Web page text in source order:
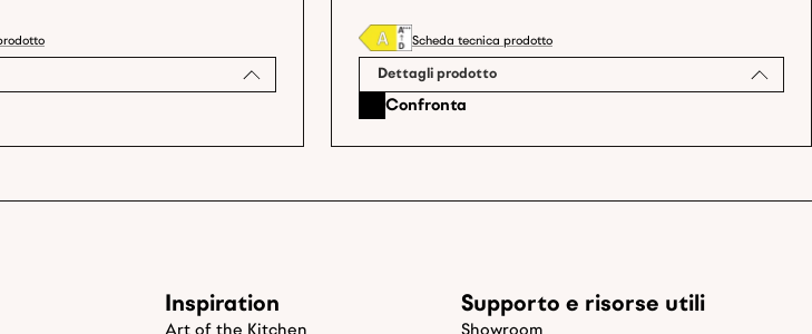
Scheda tecnica prodotto
Dettagli prodotto
Confronta
Inspiration Supporto e risorse utili